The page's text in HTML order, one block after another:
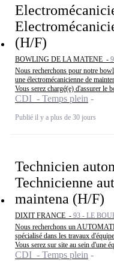
(H/F)
BOWLING DE LA MATENE -
Nous recherchons pour notre
une électromécanicienne de
Vous serez chargé(e) d'assurer le
CDI - Temps plein
Publié il y a plus de 30 jours
Technicien
Technicienne
maintena (H/F)
DIXIT FRANCE - 93 - LE
Nous recherchons un
spécialisé dans les travaux
Vous serez sur site au sein d'une
CDI - Temps plein